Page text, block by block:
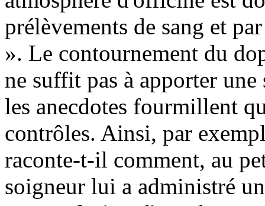
prélèvements de sang et
». Le contournement du
ne suffit pas à apporter
les anecdotes fourmillent
contrôles. Ainsi, par
raconte-t-il comment, au
soigneur lui a administré